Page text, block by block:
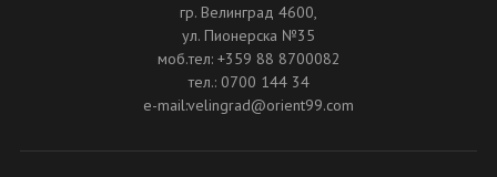
гр. Велинград 4600,
ул. Пионерска №35
моб.тел: +359 88 8700082
тел.: 0700 144 34
e-mail:velingrad@orient99.com